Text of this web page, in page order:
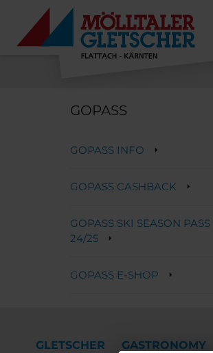
GOPASS
GOPASS INFO
GOPASS CASHBACK
GOPASS SKI SEASON PASS
24/25
GOPASS E-SHOP
GLETSCHER GASTRONOMY